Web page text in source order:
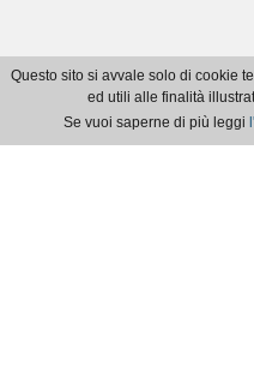
Questo sito si avvale solo di cookie
ed utili alle finalità
Se vuoi saperne di più leggi